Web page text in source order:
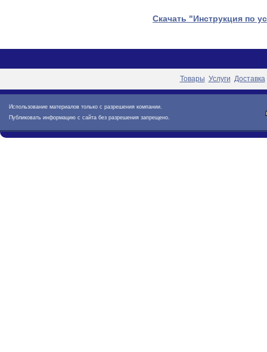
Скачать "Инструкция по
Товары Услуги Доставка
Использование материалов только с разрешения компании.
Публиковать информацию с сайта без разрешения запрещено.